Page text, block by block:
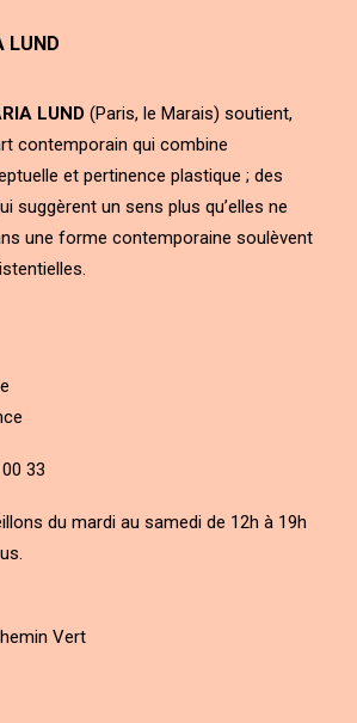
LUND
LUND (Paris, le Marais) soutient,
contemporain qui combine
et pertinence plastique ; des
suggèrent un sens plus qu’elles ne
une forme contemporaine soulèvent
33
du mardi au samedi de 12h à 19h
Vert